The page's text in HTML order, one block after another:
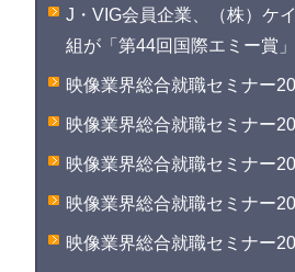
J・VIG会員企業、（株）ケ
組が「第44回国際エミー賞
映像業界総合就職セミナー
映像業界総合就職セミナー
映像業界総合就職セミナー
映像業界総合就職セミナー
映像業界総合就職セミナー